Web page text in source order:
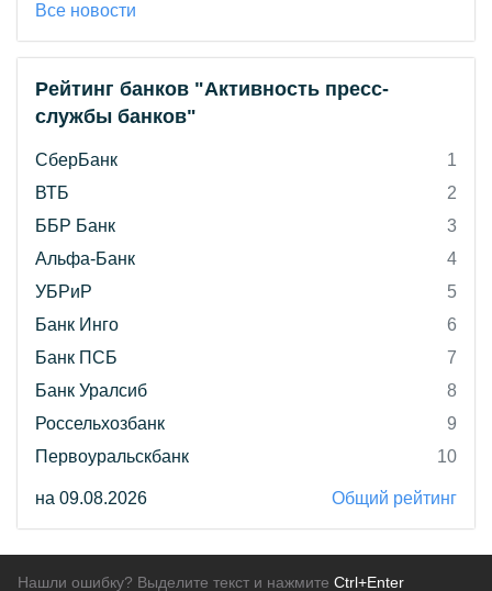
Все новости
Рейтинг банков "Активность пресс-
службы банков"
СберБанк
1
ВТБ
2
ББР Банк
3
Альфа-Банк
4
УБРиР
5
Банк Инго
6
Банк ПСБ
7
Банк Уралсиб
8
Россельхозбанк
9
Первоуральскбанк
10
на 09.08.2026 Общий рейтинг
Нашли ошибку? Выделите текст и нажмите Ctrl+Enter